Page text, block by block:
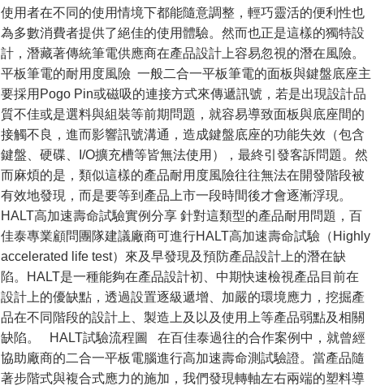
使用者在不同的使用情境下都能隨意調整，輕巧靈活的便利性也
為多數消費者提供了絕佳的使用體驗。然而也正是這樣的獨特設
計，潛藏著傳統筆電供應商在產品設計上容易忽視的潛在風險。
平板筆電的耐用度風險 一般二合一平板筆電的面板與鍵盤底座主
要採用Pogo Pin或磁吸的連接方式來傳遞訊號，若是出現設計品
質不佳或是選料與組裝等前期問題，就容易導致面板與底座間的
接觸不良，進而影響訊號溝通，造成鍵盤底座的功能失效（包含
鍵盤、硬碟、I/O擴充槽等皆無法使用），最終引發客訴問題。然
而麻煩的是，類似這樣的產品耐用度風險往往無法在開發階段被
有效地發現，而是要等到產品上市一段時間後才會逐漸浮現。
HALT高加速壽命試驗實例分享 針對這類型的產品耐用問題，百
佳泰專業顧問團隊建議廠商可進行HALT高加速壽命試驗（Highly
accelerated life test）來及早發現及預防產品設計上的潛在缺
陷。HALT是一種能夠在產品設計初、中期快速檢視產品目前在
設計上的優缺點，透過設置逐級遞增、加嚴的環境應力，挖掘產
品在不同階段的設計上、製造上及以及使用上等產品弱點及相關
缺陷。 HALT試驗流程圖 在百佳泰過往的合作案例中，就曾經
協助廠商的二合一平板電腦進行高加速壽命測試驗證。當產品隨
著步階式與複合式應力的施加，我們發現轉軸左右兩端的塑料導